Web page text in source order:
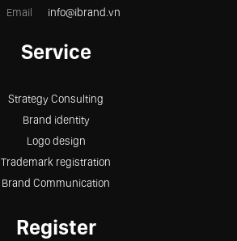
Email
info@ibrand.vn
Service
Strategy Consulting
Brand identity
Logo design
Trademark registration
Brand Communication
Register